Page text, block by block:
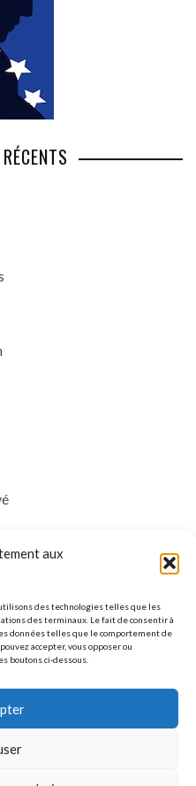
aux
des technologies telles que les
des terminaux. Le fait de consentir à
données telles que le comportement de
accepter, vous opposer ou
boutons ci-dessous.
et la lumière